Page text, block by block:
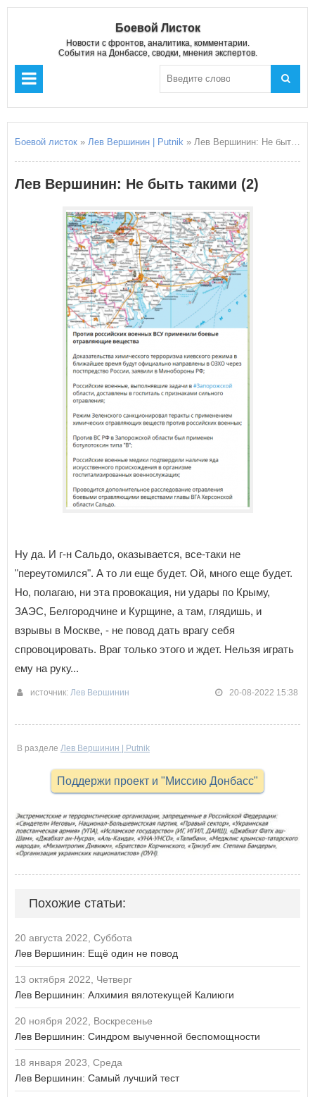
Боевой Листок
Новости с фронтов, аналитика, комментарии.
События на Донбассе, сводки, мнения экспертов.
Боевой листок » Лев Вершинин | Putnik » Лев Вершинин: Не быть такими (2)
Лев Вершинин: Не быть такими (2)
Ну да. И г-н Сальдо, оказывается, все-таки не
"переутомился". А то ли еще будет. Ой, много еще будет.
Но, полагаю, ни эта провокация, ни удары по Крыму,
ЗАЭС, Белгородчине и Курщине, а там, глядишь, и
взрывы в Москве, - не повод дать врагу себя
спровоцировать. Враг только этого и ждет. Нельзя играть
ему на руку...
источник: Лев Вершинин 20-08-2022 15:38
В разделе Лев Вершинин | Putnik
Поддержи проект и "Миссию Донбасс"
Похожие статьи:
20 августа 2022, Суббота
Лев Вершинин: Ещё один не повод
13 октября 2022, Четверг
Лев Вершинин: Алхимия вялотекущей Калиюги
20 ноября 2022, Воскресенье
Лев Вершинин: Синдром выученной беспомощности
18 января 2023, Среда
Лев Вершинин: Самый лучший тест